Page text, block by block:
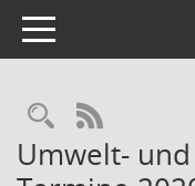
Toggle navigation
RSS-
Umwelt-